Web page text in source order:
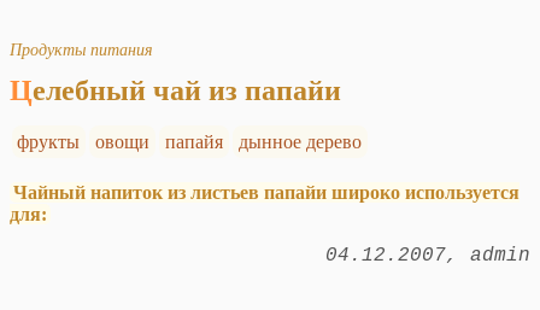
Продукты питания
Целебный чай из папайи
фрукты овощи папайя дынное дерево
Чайный напиток из листьев папайи широко используется
для:
04.12.2007 admin